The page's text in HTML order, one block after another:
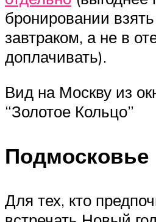
бронировании
завтраком, а не в
доплачивать).
Вид на Москву из
“Золотое Кольцо”
Подмосковье
Для тех, кто